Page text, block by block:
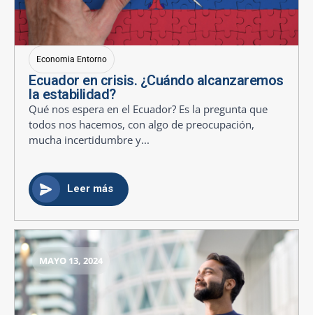
Economia Entorno
Ecuador en crisis. ¿Cuándo alcanzaremos
la estabilidad?
Qué nos espera en el Ecuador? Es la pregunta que
todos nos hacemos, con algo de preocupación,
mucha incertidumbre y...
Leer más
MAYO 13, 2024